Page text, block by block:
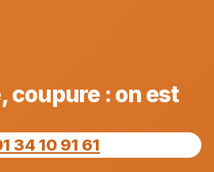
coupure : on est
34 10 91 61